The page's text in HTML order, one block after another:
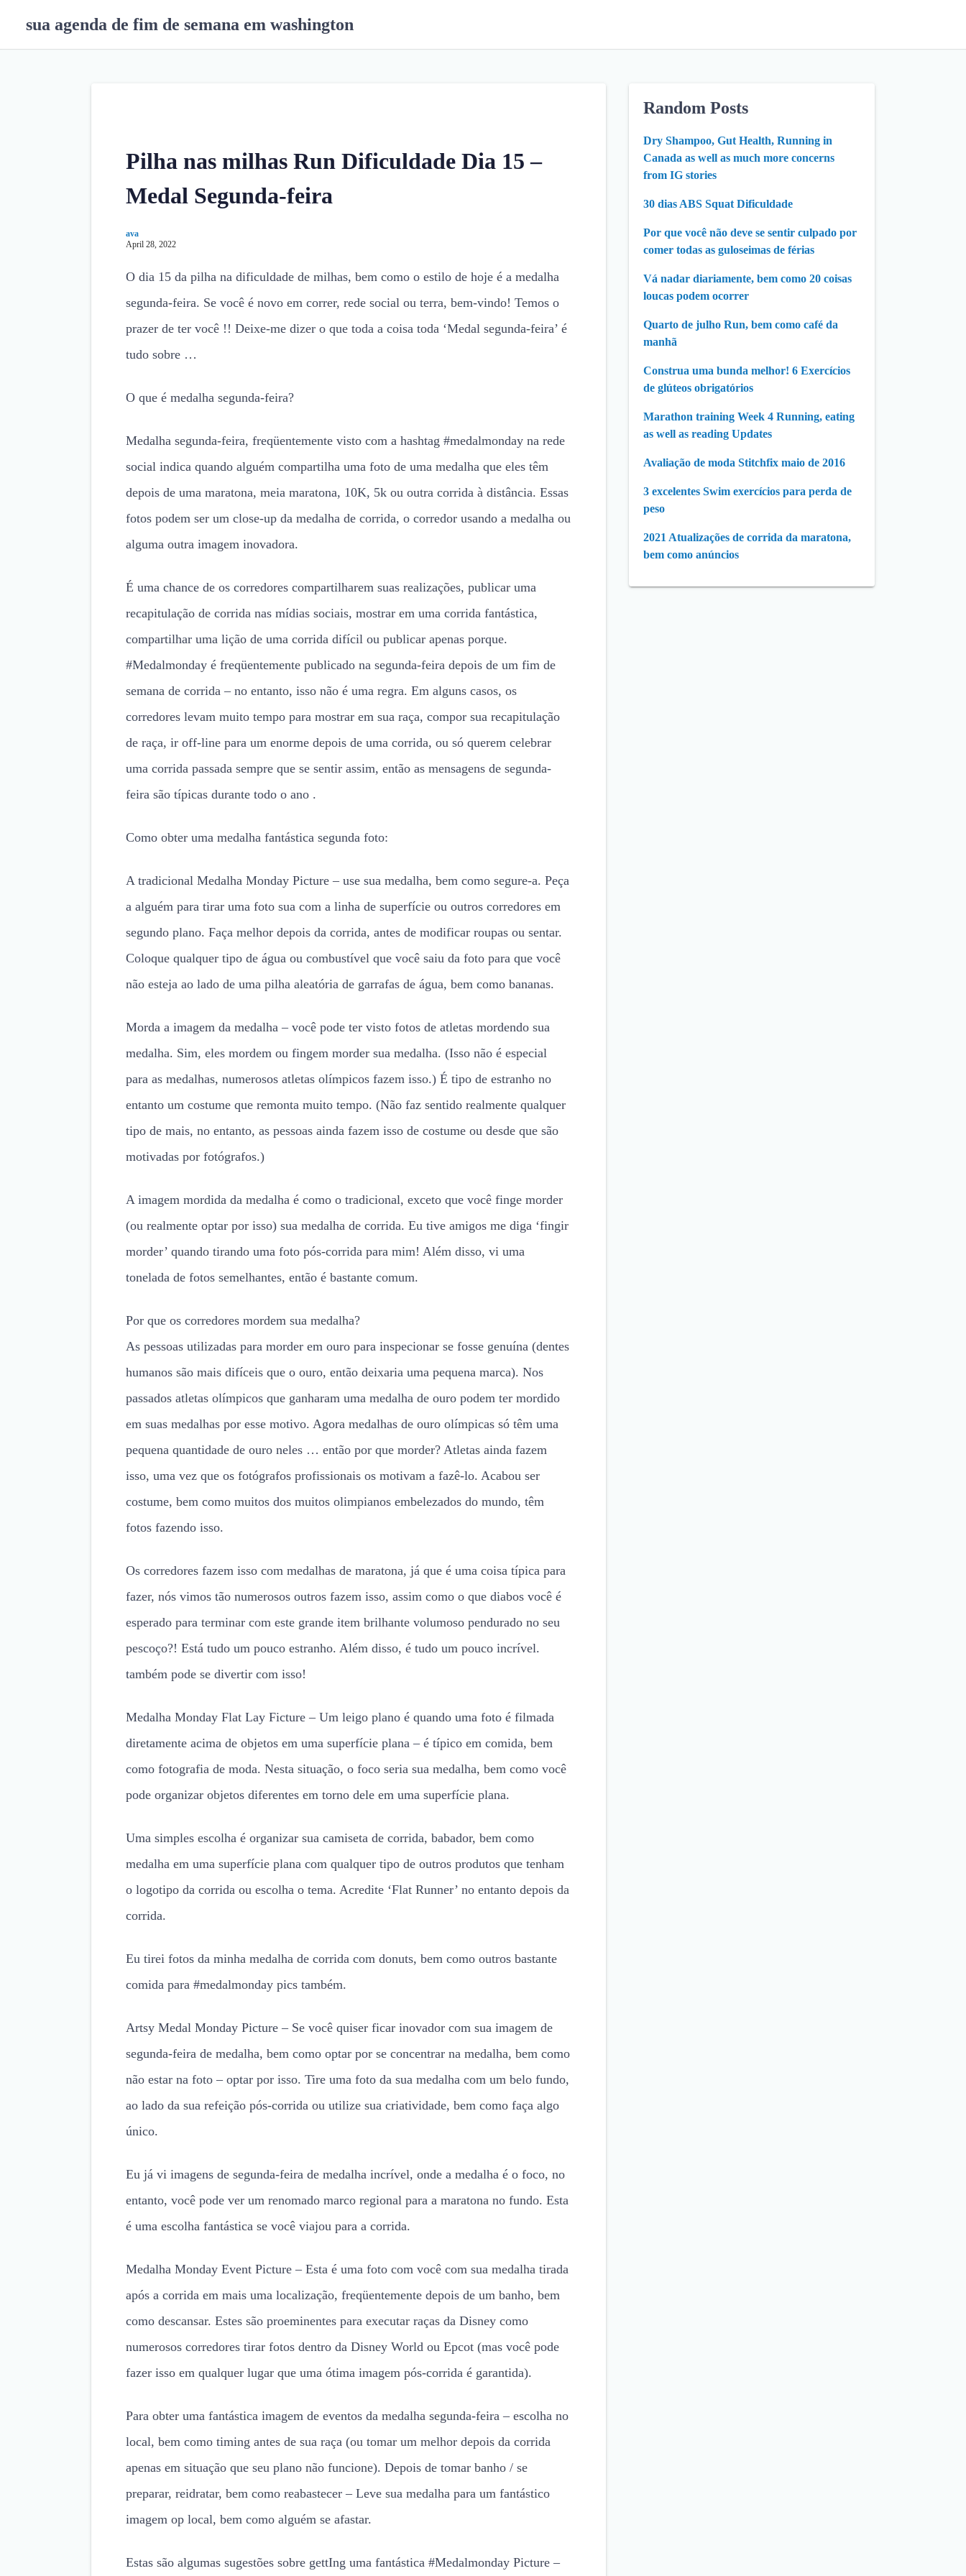
sua agenda de fim de semana em washington
Pilha nas milhas Run Dificuldade Dia 15 –
Medal Segunda-feira
ava
April 28, 2022
O dia 15 da pilha na dificuldade de milhas, bem como o estilo de hoje é a medalha
segunda-feira. Se você é novo em correr, rede social ou terra, bem-vindo! Temos o
prazer de ter você !! Deixe-me dizer o que toda a coisa toda ‘Medal segunda-feira’ é
tudo sobre …
O que é medalha segunda-feira?
Medalha segunda-feira, freqüentemente visto com a hashtag #medalmonday na rede
social indica quando alguém compartilha uma foto de uma medalha que eles têm
depois de uma maratona, meia maratona, 10K, 5k ou outra corrida à distância. Essas
fotos podem ser um close-up da medalha de corrida, o corredor usando a medalha ou
alguma outra imagem inovadora.
É uma chance de os corredores compartilharem suas realizações, publicar uma
recapitulação de corrida nas mídias sociais, mostrar em uma corrida fantástica,
compartilhar uma lição de uma corrida difícil ou publicar apenas porque.
#Medalmonday é freqüentemente publicado na segunda-feira depois de um fim de
semana de corrida – no entanto, isso não é uma regra. Em alguns casos, os
corredores levam muito tempo para mostrar em sua raça, compor sua recapitulação
de raça, ir off-line para um enorme depois de uma corrida, ou só querem celebrar
uma corrida passada sempre que se sentir assim, então as mensagens de segunda-
feira são típicas durante todo o ano .
Como obter uma medalha fantástica segunda foto:
A tradicional Medalha Monday Picture – use sua medalha, bem como segure-a. Peça
a alguém para tirar uma foto sua com a linha de superfície ou outros corredores em
segundo plano. Faça melhor depois da corrida, antes de modificar roupas ou sentar.
Coloque qualquer tipo de água ou combustível que você saiu da foto para que você
não esteja ao lado de uma pilha aleatória de garrafas de água, bem como bananas.
Morda a imagem da medalha – você pode ter visto fotos de atletas mordendo sua
medalha. Sim, eles mordem ou fingem morder sua medalha. (Isso não é especial
para as medalhas, numerosos atletas olímpicos fazem isso.) É tipo de estranho no
entanto um costume que remonta muito tempo. (Não faz sentido realmente qualquer
tipo de mais, no entanto, as pessoas ainda fazem isso de costume ou desde que são
motivadas por fotógrafos.)
A imagem mordida da medalha é como o tradicional, exceto que você finge morder
(ou realmente optar por isso) sua medalha de corrida. Eu tive amigos me diga ‘fingir
morder’ quando tirando uma foto pós-corrida para mim! Além disso, vi uma
tonelada de fotos semelhantes, então é bastante comum.
Por que os corredores mordem sua medalha?
As pessoas utilizadas para morder em ouro para inspecionar se fosse genuína (dentes
humanos são mais difíceis que o ouro, então deixaria uma pequena marca). Nos
passados ​​atletas olímpicos que ganharam uma medalha de ouro podem ter mordido
em suas medalhas por esse motivo. Agora medalhas de ouro olímpicas só têm uma
pequena quantidade de ouro neles … então por que morder? Atletas ainda fazem
isso, uma vez que os fotógrafos profissionais os motivam a fazê-lo. Acabou ser
costume, bem como muitos dos muitos olimpianos embelezados do mundo, têm
fotos fazendo isso.
Os corredores fazem isso com medalhas de maratona, já que é uma coisa típica para
fazer, nós vimos tão numerosos outros fazem isso, assim como o que diabos você é
esperado para terminar com este grande item brilhante volumoso pendurado no seu
pescoço?! Está tudo um pouco estranho. Além disso, é tudo um pouco incrível.
também pode se divertir com isso!
Medalha Monday Flat Lay Ficture – Um leigo plano é quando uma foto é filmada
diretamente acima de objetos em uma superfície plana – é típico em comida, bem
como fotografia de moda. Nesta situação, o foco seria sua medalha, bem como você
pode organizar objetos diferentes em torno dele em uma superfície plana.
Uma simples escolha é organizar sua camiseta de corrida, babador, bem como
medalha em uma superfície plana com qualquer tipo de outros produtos que tenham
o logotipo da corrida ou escolha o tema. Acredite ‘Flat Runner’ no entanto depois da
corrida.
Eu tirei fotos da minha medalha de corrida com donuts, bem como outros bastante
comida para #medalmonday pics também.
Artsy Medal Monday Picture – Se você quiser ficar inovador com sua imagem de
segunda-feira de medalha, bem como optar por se concentrar na medalha, bem como
não estar na foto – optar por isso. Tire uma foto da sua medalha com um belo fundo,
ao lado da sua refeição pós-corrida ou utilize sua criatividade, bem como faça algo
único.
Eu já vi imagens de segunda-feira de medalha incrível, onde a medalha é o foco, no
entanto, você pode ver um renomado marco regional para a maratona no fundo. Esta
é uma escolha fantástica se você viajou para a corrida.
Medalha Monday Event Picture – Esta é uma foto com você com sua medalha tirada
após a corrida em mais uma localização, freqüentemente depois de um banho, bem
como descansar. Estes são proeminentes para executar raças da Disney como
numerosos corredores tirar fotos dentro da Disney World ou Epcot (mas você pode
fazer isso em qualquer lugar que uma ótima imagem pós-corrida é garantida).
Para obter uma fantástica imagem de eventos da medalha segunda-feira – escolha no
local, bem como timing antes de sua raça (ou tomar um melhor depois da corrida
apenas em situação que seu plano não funcione). Depois de tomar banho / se
preparar, reidratar, bem como reabastecer – Leve sua medalha para um fantástico
imagem op local, bem como alguém se afastar.
Estas são algumas sugestões sobre gettIng uma fantástica #Medalmonday Picture –
Random Posts
Dry Shampoo, Gut Health, Running in
Canada as well as much more concerns
from IG stories
30 dias ABS Squat Dificuldade
Por que você não deve se sentir culpado por
comer todas as guloseimas de férias
Vá nadar diariamente, bem como 20 coisas
loucas podem ocorrer
Quarto de julho Run, bem como café da
manhã
Construa uma bunda melhor! 6 Exercícios
de glúteos obrigatórios
Marathon training Week 4 Running, eating
as well as reading Updates
Avaliação de moda Stitchfix maio de 2016
3 excelentes Swim exercícios para perda de
peso
2021 Atualizações de corrida da maratona,
bem como anúncios